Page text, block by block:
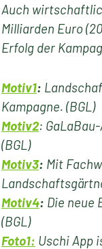
Auch
Milliarden Euro
Erfolg der
Motiv1:
Kampagne. (BGL)
Motiv2:
(BGL)
Motiv3: Mit
Motiv4: Die neue
(BGL)
Foto1: Uschi App